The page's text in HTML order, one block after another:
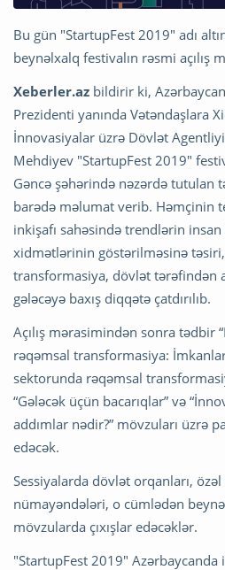
Bu gün "StartupFest 2019" adı
beynəlxalq festivalın rəsmi açılış
Xeberler.az bildirir ki, Azərbaycan
Prezidenti yanında Vətəndaşlara
İnnovasiyalar üzrə Dövlət
Mehdiyev "StartupFest 2019"
Gəncə şəhərində nəzərdə tutulan
barədə məlumat verib. Həmçinin
inkişafı sahəsində trendlərin
xidmətlərinin göstərilməsinə
transformasiya, dövlət tərəfindən
gələcəyə baxış diqqətə çatdırılıb.
Açılış mərasimindən sonra tədbir
rəqəmsal transformasiya: İmkanlar
sektorunda rəqəmsal
“Gələcək üçün bacarıqlar” və
addımlar nədir?” mövzuları üzrə
edəcək.
Sessiyalarda dövlət orqanları,
nümayəndələri, o cümlədən
mövzularda çıxışlar edəcəklər.
"StartupFest 2019" Azərbaycanda